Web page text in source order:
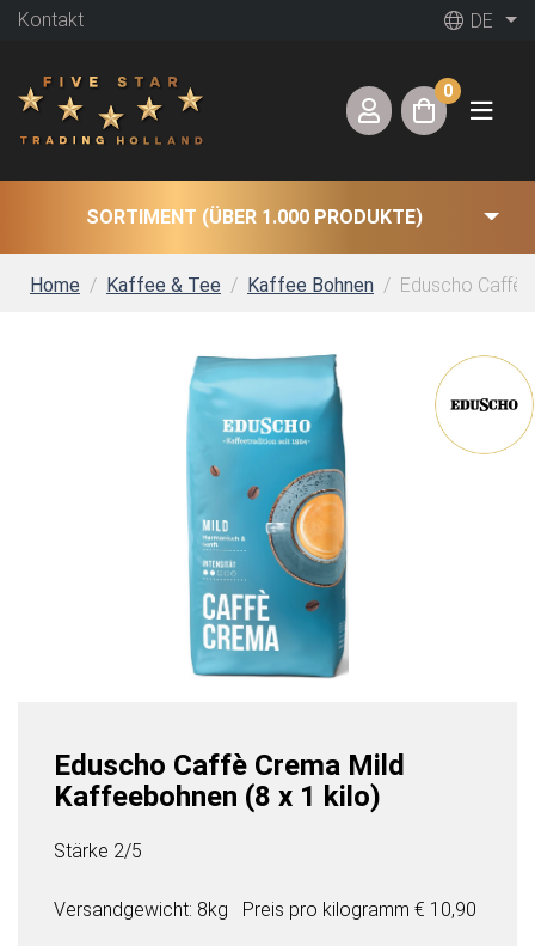
Kontakt DE
0
SORTIMENT (ÜBER 1.000 PRODUKTE)
Home Kaffee & Tee Kaffee Bohnen Eduscho Caffè
Eduscho Caffè Crema Mild
Kaffeebohnen (8 x 1 kilo)
Stärke 2/5
Versandgewicht: 8kg Preis pro kilogramm € 10,90